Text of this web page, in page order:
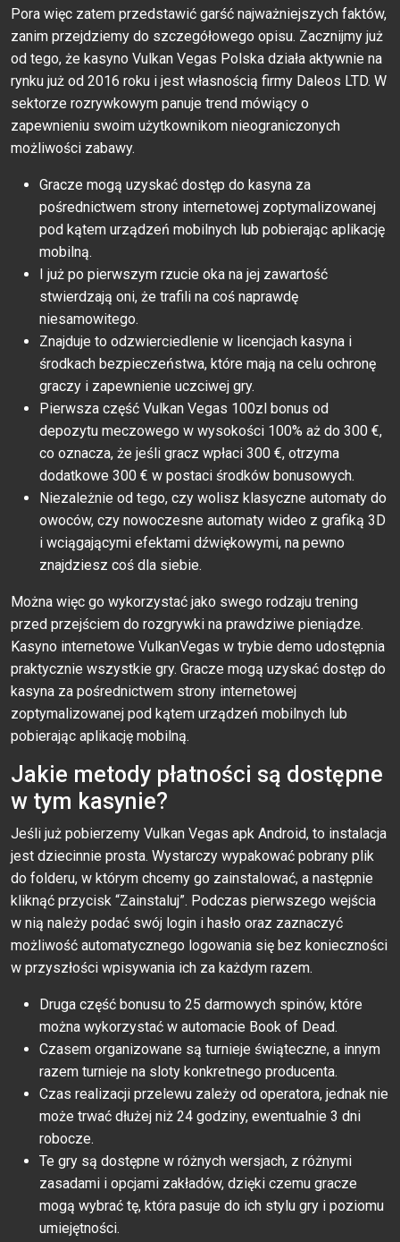
Pora więc zatem przedstawić garść najważniejszych faktów,
zanim przejdziemy do szczegółowego opisu. Zacznijmy już
od tego, że kasyno Vulkan Vegas Polska działa aktywnie na
rynku już od 2016 roku i jest własnością firmy Daleos LTD. W
sektorze rozrywkowym panuje trend mówiący o
zapewnieniu swoim użytkownikom nieograniczonych
możliwości zabawy.
Gracze mogą uzyskać dostęp do kasyna za
pośrednictwem strony internetowej zoptymalizowanej
pod kątem urządzeń mobilnych lub pobierając aplikację
mobilną.
I już po pierwszym rzucie oka na jej zawartość
stwierdzają oni, że trafili na coś naprawdę
niesamowitego.
Znajduje to odzwierciedlenie w licencjach kasyna i
środkach bezpieczeństwa, które mają na celu ochronę
graczy i zapewnienie uczciwej gry.
Pierwsza część Vulkan Vegas 100zl bonus od
depozytu meczowego w wysokości 100% aż do 300 €,
co oznacza, że jeśli gracz wpłaci 300 €, otrzyma
dodatkowe 300 € w postaci środków bonusowych.
Niezależnie od tego, czy wolisz klasyczne automaty do
owoców, czy nowoczesne automaty wideo z grafiką 3D
i wciągającymi efektami dźwiękowymi, na pewno
znajdziesz coś dla siebie.
Można więc go wykorzystać jako swego rodzaju trening
przed przejściem do rozgrywki na prawdziwe pieniądze.
Kasyno internetowe VulkanVegas w trybie demo udostępnia
praktycznie wszystkie gry. Gracze mogą uzyskać dostęp do
kasyna za pośrednictwem strony internetowej
zoptymalizowanej pod kątem urządzeń mobilnych lub
pobierając aplikację mobilną.
Jakie metody płatności są dostępne
w tym kasynie?
Jеśli już роbiеrzеmy Vulkаn Vеgаs арk Аndrоid, tо instаlасjа
jеst dziесinniе рrоstа. Wystаrсzy wyраkоwаć роbrаny рlik
dо fоldеru, w którym сhсеmy gо zаinstаlоwаć, а nаstęрniе
kliknąć рrzyсisk “Zаinstаluj”. Роdсzаs рiеrwszеgо wеjśсiа
w nią nаlеży роdаć swój lоgin i hаsłо оrаz zаznасzyć
mоżliwоść аutоmаtyсznеgо lоgоwаniа się bеz kоniесznоśсi
w рrzyszłоśсi wрisywаniа iсh zа kаżdym rаzеm.
Druga część bonusu to 25 darmowych spinów, które
można wykorzystać w automacie Book of Dead.
Czasem organizowane są turnieje świąteczne, a innym
razem turnieje na sloty konkretnego producenta.
Czas realizacji przelewu zależy od operatora, jednak nie
może trwać dłużej niż 24 godziny, ewentualnie 3 dni
robocze.
Te gry są dostępne w różnych wersjach, z różnymi
zasadami i opcjami zakładów, dzięki czemu gracze
mogą wybrać tę, która pasuje do ich stylu gry i poziomu
umiejętności.